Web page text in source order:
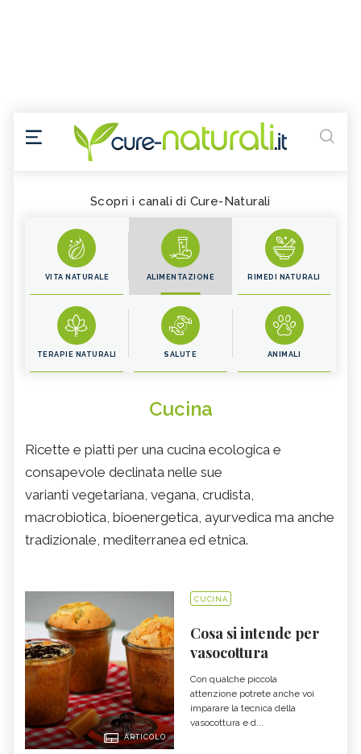
Scopri i canali di Cure-Naturali
VITA NATURALE ALIMENTAZIONE RIMEDI NATURALI
TERAPIE NATURALI SALUTE ANIMALI
Cucina
Ricette e piatti per una cucina ecologica e
consapevole declinata nelle sue
varianti vegetariana, vegana, crudista,
macrobiotica, bioenergetica, ayurvedica ma anche
tradizionale, mediterranea ed etnica.
ARTICOLO
CUCINA
Cosa si intende per
vasocottura
Con qualche piccola
attenzione potrete anche voi
imparare la tecnica della
vasocottura e d...